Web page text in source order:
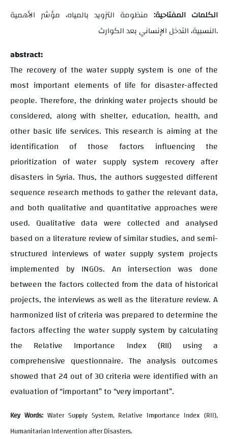
الكلمات المفتاحية: منظومة التزويد بالمياه، مؤشر الأهمية
النسبية، التدخل الإنساني بعد الكوارث.
abstract:
The recovery of the water supply system is one of the
most important elements of life for disaster-affected
people. Therefore, the drinking water projects should be
considered, along with shelter, education, health, and
other basic life services. This research is aiming at the
identification of those factors influencing the
prioritization of water supply system recovery after
disasters in Syria. Thus, the authors suggested different
sequence research methods to gather the relevant data,
and both qualitative and quantitative approaches were
used. Qualitative data were collected and analysed
based on a literature review of similar studies, and semi-
structured interviews of water supply system projects
implemented by INGOs. An intersection was done
between the factors collected from the data of historical
projects, the interviews as well as the literature review. A
harmonized list of criteria was prepared to determine the
factors affecting the water supply system by calculating
the Relative Importance Index (RII) using a
comprehensive questionnaire. The analysis outcomes
showed that 24 out of 30 criteria were identified with an
evaluation of “important” to “very important”.
Key Words: Water Supply System, Relative Importance Index (RII),
Humanitarian Intervention after Disasters.